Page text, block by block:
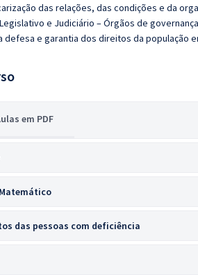
das relações, das condições e da
e Judiciário – Órgãos de governança
defesa e garantia dos direitos da população
em PDF
das pessoas com deficiência